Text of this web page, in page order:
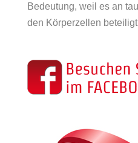
Bedeutung, weil es an
den Körperzellen beteiligt